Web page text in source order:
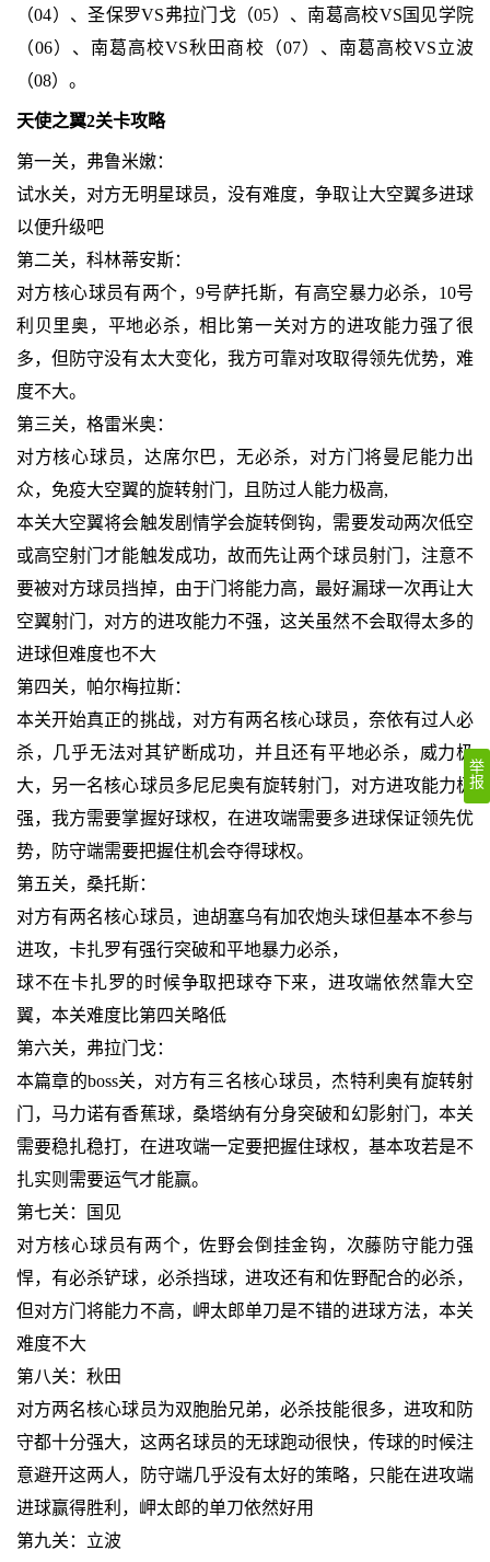
（04）、圣保罗VS弗拉门戈（05）、南葛高校VS国见学院
（06）、南葛高校VS秋田商校（07）、南葛高校VS立波
（08）。
天使之翼2关卡攻略
第一关，弗鲁米嫩：
试水关，对方无明星球员，没有难度，争取让大空翼多进球
以便升级吧
第二关，科林蒂安斯：
对方核心球员有两个，9号萨托斯，有高空暴力必杀，10号
利贝里奥，平地必杀，相比第一关对方的进攻能力强了很
多，但防守没有太大变化，我方可靠对攻取得领先优势，难
度不大。
第三关，格雷米奥：
对方核心球员，达席尔巴，无必杀，对方门将曼尼能力出
众，免疫大空翼的旋转射门，且防过人能力极高,
本关大空翼将会触发剧情学会旋转倒钩，需要发动两次低空
或高空射门才能触发成功，故而先让两个球员射门，注意不
要被对方球员挡掉，由于门将能力高，最好漏球一次再让大
空翼射门，对方的进攻能力不强，这关虽然不会取得太多的
进球但难度也不大
第四关，帕尔梅拉斯：
本关开始真正的挑战，对方有两名核心球员，奈依有过人必
杀，几乎无法对其铲断成功，并且还有平地必杀，威力极
大，另一名核心球员多尼尼奥有旋转射门，对方进攻能力极
强，我方需要掌握好球权，在进攻端需要多进球保证领先优
势，防守端需要把握住机会夺得球权。
第五关，桑托斯：
对方有两名核心球员，迪胡塞乌有加农炮头球但基本不参与
进攻，卡扎罗有强行突破和平地暴力必杀，
球不在卡扎罗的时候争取把球夺下来，进攻端依然靠大空
翼，本关难度比第四关略低
第六关，弗拉门戈：
本篇章的boss关，对方有三名核心球员，杰特利奥有旋转射
门，马力诺有香蕉球，桑塔纳有分身突破和幻影射门，本关
需要稳扎稳打，在进攻端一定要把握住球权，基本攻若是不
扎实则需要运气才能赢。
第七关：国见
对方核心球员有两个，佐野会倒挂金钩，次藤防守能力强
悍，有必杀铲球，必杀挡球，进攻还有和佐野配合的必杀，
但对方门将能力不高，岬太郎单刀是不错的进球方法，本关
难度不大
第八关：秋田
对方两名核心球员为双胞胎兄弟，必杀技能很多，进攻和防
守都十分强大，这两名球员的无球跑动很快，传球的时候注
意避开这两人，防守端几乎没有太好的策略，只能在进攻端
进球赢得胜利，岬太郎的单刀依然好用
第九关：立波
举
报